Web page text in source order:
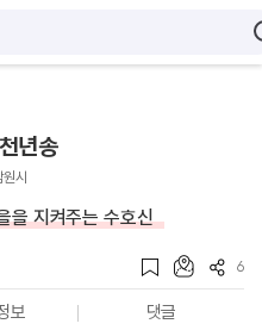
년송
시
을 지켜주는 수호신
6
보 댓글